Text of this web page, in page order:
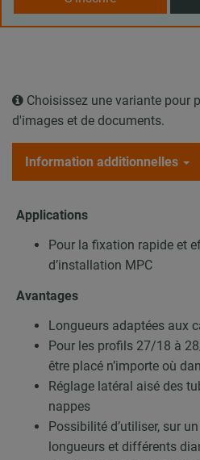
Choisissez une variante pour
d'images et de documents.
Information additionnelles
Applications
Pour la fixation rapide et
d’installation MPC
Avantages
Longueurs adaptées aux
Pour les profils 27/18 à
être placé n’importe où
Réglage latéral aisé des
nappes
Possibilité d’utiliser, sur
longueurs et différents